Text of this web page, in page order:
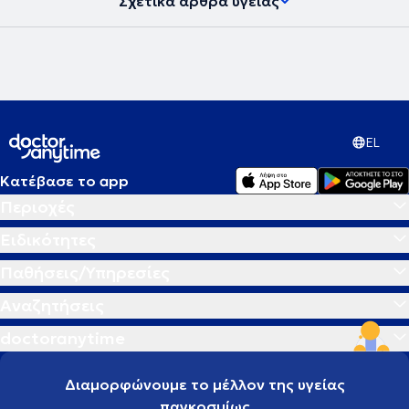
παράστασης "Η άμυαλη βιολέτα" βασισμένης σε δικό του κείμενο,
με σκοπό την ευαισθητοποίηση και τη δωρεάν αποκατάσταση
κοινωνικές δράσεις προληπτικής ιατρικής και ενημέρωσης για
παιδιά και ευπαθείς κοινωνικές ομάδες. Στηρίζει έμπρακτα
ανθρωπιστικές και φιλανθρωπικές οργανώσεις. Τέλος, ο γιατρός
έχει πλούσιο συγγραφικό έργο στην Παιδική Λογοτεχνία.
EL
Κατέβασε το app
Διαμορφώνουμε το μέλλον της υγείας